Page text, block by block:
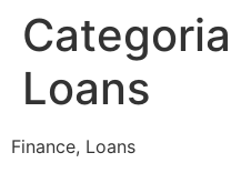
Loans
Finance, Loans